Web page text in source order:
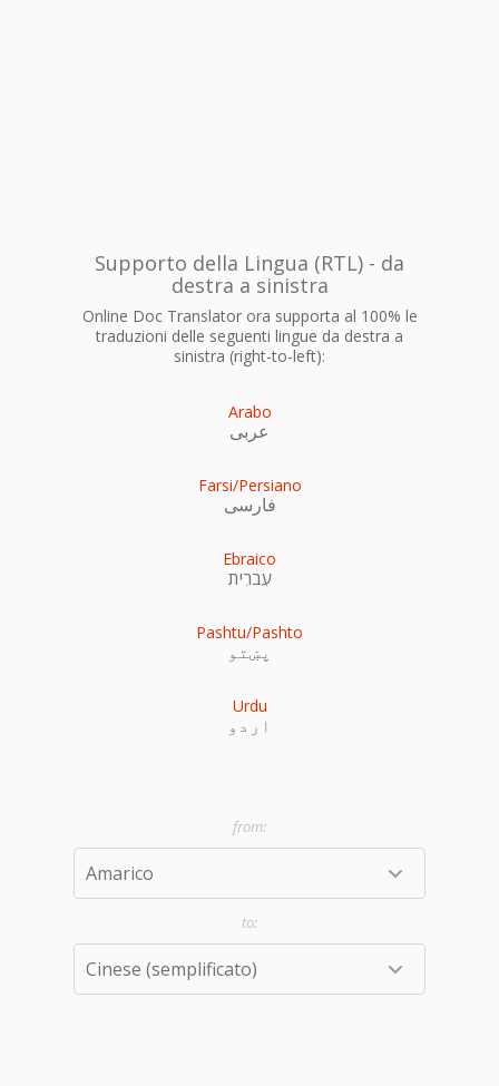
Supporto della Lingua (RTL) - da
destra a sinistra
Online Doc Translator ora supporta al 100% le
traduzioni delle seguenti lingue da destra a
sinistra (right-to-left):
Arabo
عربى
Farsi/Persiano
فارسی
Ebraico
עִברִית
Pashtu/Pashto
پښتو
Urdu
اردو